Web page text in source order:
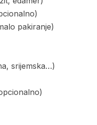
pakiranje)
srijemska…)